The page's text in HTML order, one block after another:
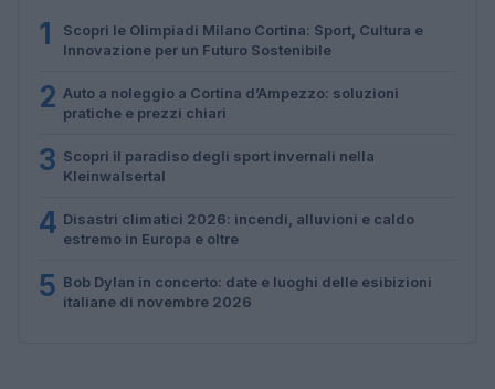
1
Scopri le Olimpiadi Milano Cortina: Sport, Cultura e
Innovazione per un Futuro Sostenibile
2 Auto a noleggio a Cortina d’Ampezzo: soluzioni
pratiche e prezzi chiari
3 Scopri il paradiso degli sport invernali nella
Kleinwalsertal
4 Disastri climatici 2026: incendi, alluvioni e caldo
estremo in Europa e oltre
5 Bob Dylan in concerto: date e luoghi delle esibizioni
italiane di novembre 2026